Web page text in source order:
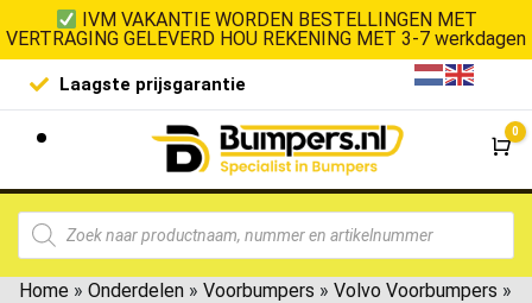
IVM VAKANTIE WORDEN BESTELLINGEN MET
VERTRAGING GELEVERD HOU REKENING MET 3-7 werkdagen
Laagste prijsgarantie De
0
Home » Onderdelen » Voorbumpers » Volvo Voorbumpers »